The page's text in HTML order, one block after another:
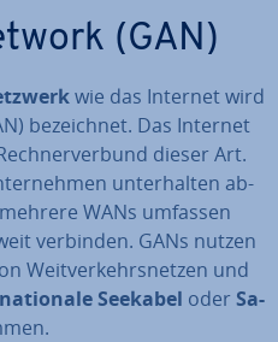
(GAN)
wie das Internet wird
be­zeich­net. Das Internet
dieser Art.
un­ter­hal­ten ab­
WANs umfassen
verbinden. GANs nutzen
Weit­ver­kehrs­net­zen und
Seekabel oder Sa­